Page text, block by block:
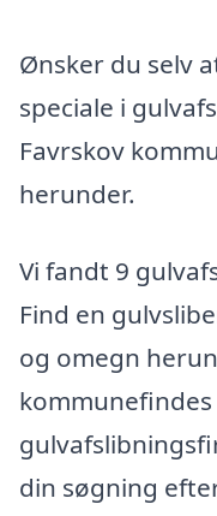
Ønsker du selv
speciale i
Favrskov
herunder.
Vi fandt 9
Find en
og omegn
din søgning